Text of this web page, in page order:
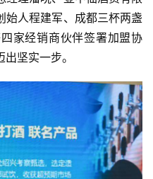
始人程建军、成都三杯两盏
家经销商伙伴签署加盟协
坚实一步。